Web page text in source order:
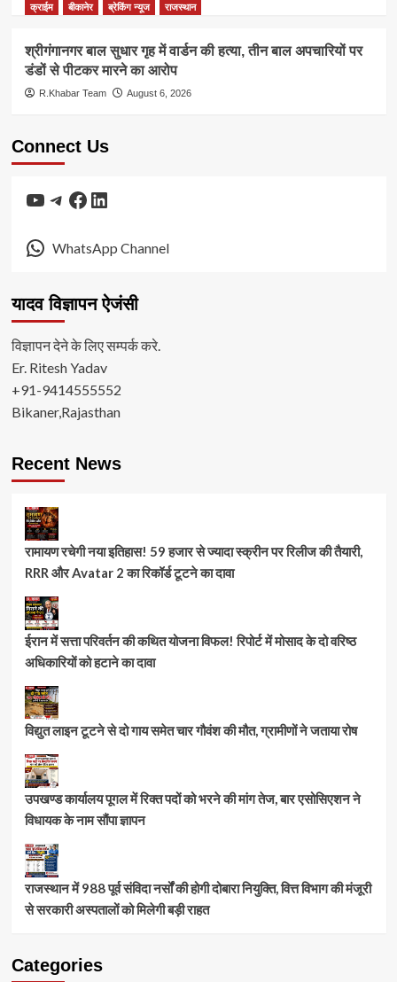
क्राईम बीकानेर ब्रेकिंग न्यूज राजस्थान
श्रीगंगानगर बाल सुधार गृह में वार्डन की हत्या, तीन बाल अपचारियों पर
डंडों से पीटकर मारने का आरोप
R.Khabar Team August 6, 2026
Connect Us
YouTube
Telegram
Facebook
LinkedIn
WhatsApp Channel
यादव विज्ञापन ऐजंसी
विज्ञापन देने के लिए सम्पर्क करे.
Er. Ritesh Yadav
+91-9414555552
Bikaner,Rajasthan
Recent News
रामायण रचेगी नया इतिहास! 59 हजार से ज्यादा स्क्रीन पर रिलीज की तैयारी,
RRR और Avatar 2 का रिकॉर्ड टूटने का दावा
ईरान में सत्ता परिवर्तन की कथित योजना विफल! रिपोर्ट में मोसाद के दो वरिष्ठ
अधिकारियों को हटाने का दावा
विद्युत लाइन टूटने से दो गाय समेत चार गौवंश की मौत, ग्रामीणों ने जताया रोष
उपखण्ड कार्यालय पूगल में रिक्त पदों को भरने की मांग तेज, बार एसोसिएशन ने
विधायक के नाम सौंपा ज्ञापन
राजस्थान में 988 पूर्व संविदा नर्सों की होगी दोबारा नियुक्ति, वित्त विभाग की मंजूरी
से सरकारी अस्पतालों को मिलेगी बड़ी राहत
Categories